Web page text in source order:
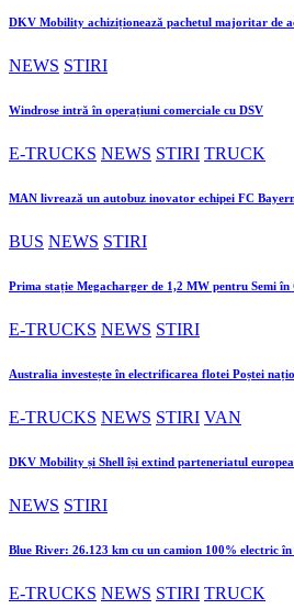
DKV Mobility achiziționează pachetul majoritar de
NEWS STIRI
Windrose intră în operațiuni comerciale cu DSV
E-TRUCKS NEWS STIRI TRUCK
MAN livrează un autobuz inovator echipei FC
BUS NEWS STIRI
Prima stație Megacharger de 1,2 MW pentru Semi
E-TRUCKS NEWS STIRI
Australia investește în electrificarea flotei Poștei
E-TRUCKS NEWS STIRI VAN
DKV Mobility și Shell își extind parteneriatul
NEWS STIRI
Blue River: 26.123 km cu un camion 100% electric
E-TRUCKS NEWS STIRI TRUCK